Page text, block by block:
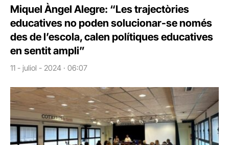
Miquel Àngel Alegre: “Les trajectòries
educatives no poden solucionar-se només
des de l’escola, calen polítiques educatives
en sentit ampli”
11 - juliol - 2024 · 06:07